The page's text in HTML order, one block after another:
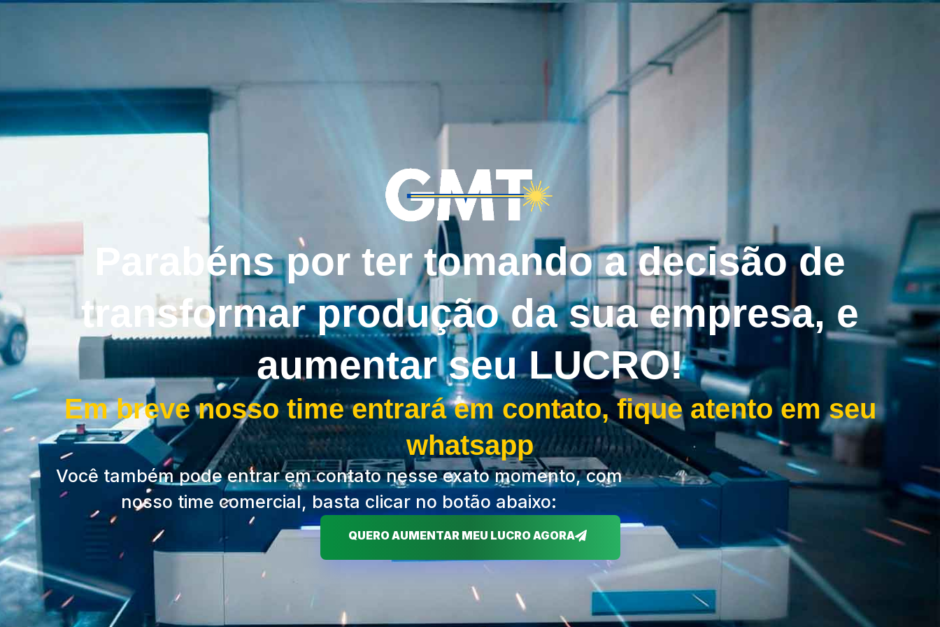
Parabéns por ter tomando a decisão de
transformar produção da sua empresa, e
aumentar seu LUCRO!
Em breve nosso time entrará em contato, fique atento em seu
whatsapp
Você também pode entrar em contato nesse exato momento, com
nosso time comercial, basta clicar no botão abaixo:
QUERO AUMENTAR MEU LUCRO AGORA